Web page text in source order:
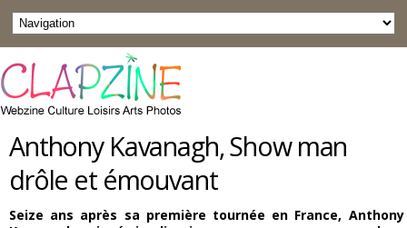
Anthony Kavanagh, Show man
drôle et émouvant
Seize ans après sa première tournée en France, Anthony